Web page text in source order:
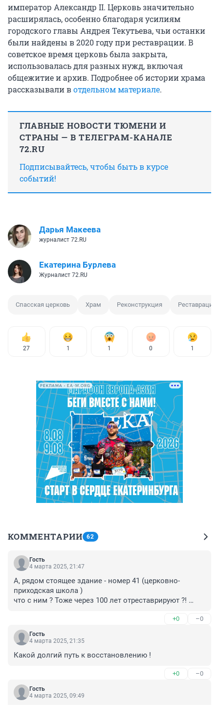
император Александр II. Церковь значительно
расширялась, особенно благодаря усилиям
городского главы Андрея Текутьева, чьи останки
были найдены в 2020 году при реставрации. В
советское время церковь была закрыта,
использовалась для разных нужд, включая
общежитие и архив. Подробнее об истории храма
рассказывали вотдельном материале.
ГЛАВНЫЕ НОВОСТИ ТЮМЕНИ И
СТРАНЫ — В ТЕЛЕГРАМ-КАНАЛЕ
72.RU
Подписывайтесь, чтобы быть в курсе
событий!
Дарья Макеева
журналист 72.RU
Екатерина Бурлева
Журналист 72.RU
Спасская церковь Храм Реконструкция Реставрация
27 1 1 0 1
РЕКЛАМА • EA-M.ORG
КОММЕНТАРИИ 62
Гость
4 марта 2025, 21:47
А, рядом стоящее здание - номер 41 (церковно-
приходская школа )
что с ним ? Тоже через 100 лет отреставрируют ?!
+0 –0
Гость
4 марта 2025, 21:35
Какой долгий путь к восстановлению !
+0 –0
Гость
4 марта 2025, 09:49